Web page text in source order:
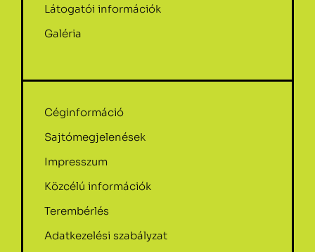
Látogatói információk
Galéria
Céginformáció
Sajtómegjelenések
Impresszum
Közcélú információk
Terembérlés
Adatkezelési szabályzat